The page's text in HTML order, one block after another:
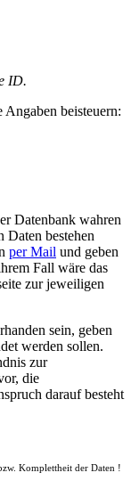
ID.
Angaben beisteuern:
Datenbank wahren
Daten bestehen
per Mail und geben
Fall wäre das
zur jeweiligen
sein, geben
werden sollen.
zur
die
darauf besteht
Komplettheit der Daten !